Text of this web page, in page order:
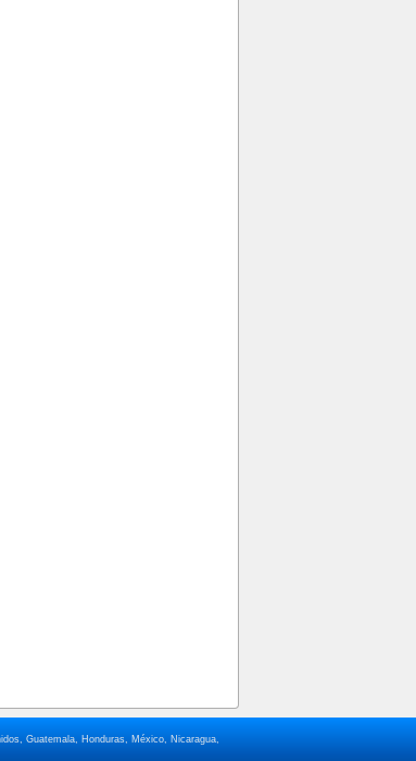
Guatemala, Honduras, México, Nicaragua,